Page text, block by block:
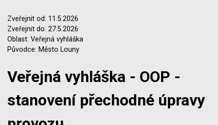
Zveřejnit od: 11.5.2026
Zveřejnit do: 27.5.2026
Oblast: Veřejná vyhláška
Původce: Město Louny
Veřejná vyhláška - OOP -
stanovení přechodné úpravy